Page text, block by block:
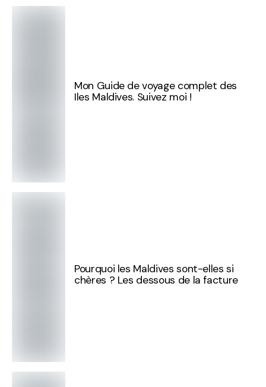
Mon Guide de voyage complet des
Iles Maldives. Suivez moi !
Pourquoi les Maldives sont-elles si
chères ? Les dessous de la facture